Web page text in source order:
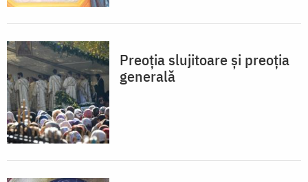
Preoția slujitoare și preoția
generală